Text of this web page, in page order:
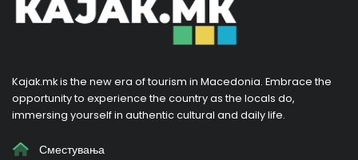
Kajak.mk is the new era of tourism in Macedonia. Embrace the
opportunity to experience the country as the locals do,
immersing yourself in authentic cultural and daily life.
Сместувања